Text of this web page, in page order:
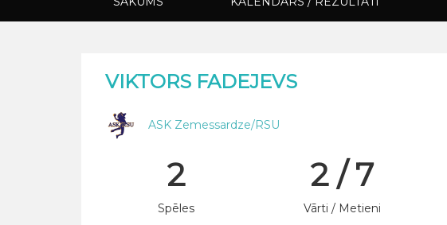
VIKTORS FADEJEVS
ASK Zemessardze/RSU
2
Spēles
2 / 7
Vārti / Metieni